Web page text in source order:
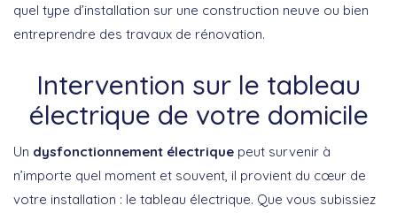
quel type d’installation sur une construction neuve ou bien
entreprendre des travaux de rénovation.
Intervention sur le tableau
électrique de votre domicile
Un dysfonctionnement électrique peut survenir à
n’importe quel moment et souvent, il provient du cœur de
votre installation : le tableau électrique. Que vous subissiez